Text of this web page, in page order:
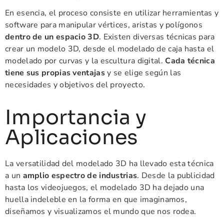
En esencia, el proceso consiste en utilizar herramientas y
software para manipular vértices, aristas y polígonos
dentro de un espacio 3D. Existen diversas técnicas para
crear un modelo 3D, desde el modelado de caja hasta el
modelado por curvas y la escultura digital.Cada técnica
tiene sus propias ventajasy se elige según las
necesidades y objetivos del proyecto.
Importancia y
Aplicaciones
La versatilidad del modelado 3D ha llevado esta técnica
a un amplio espectro de industrias. Desde la publicidad
hasta los videojuegos, el modelado 3D ha dejado una
huella indeleble en la forma en que imaginamos,
diseñamos y visualizamos el mundo que nos rodea.